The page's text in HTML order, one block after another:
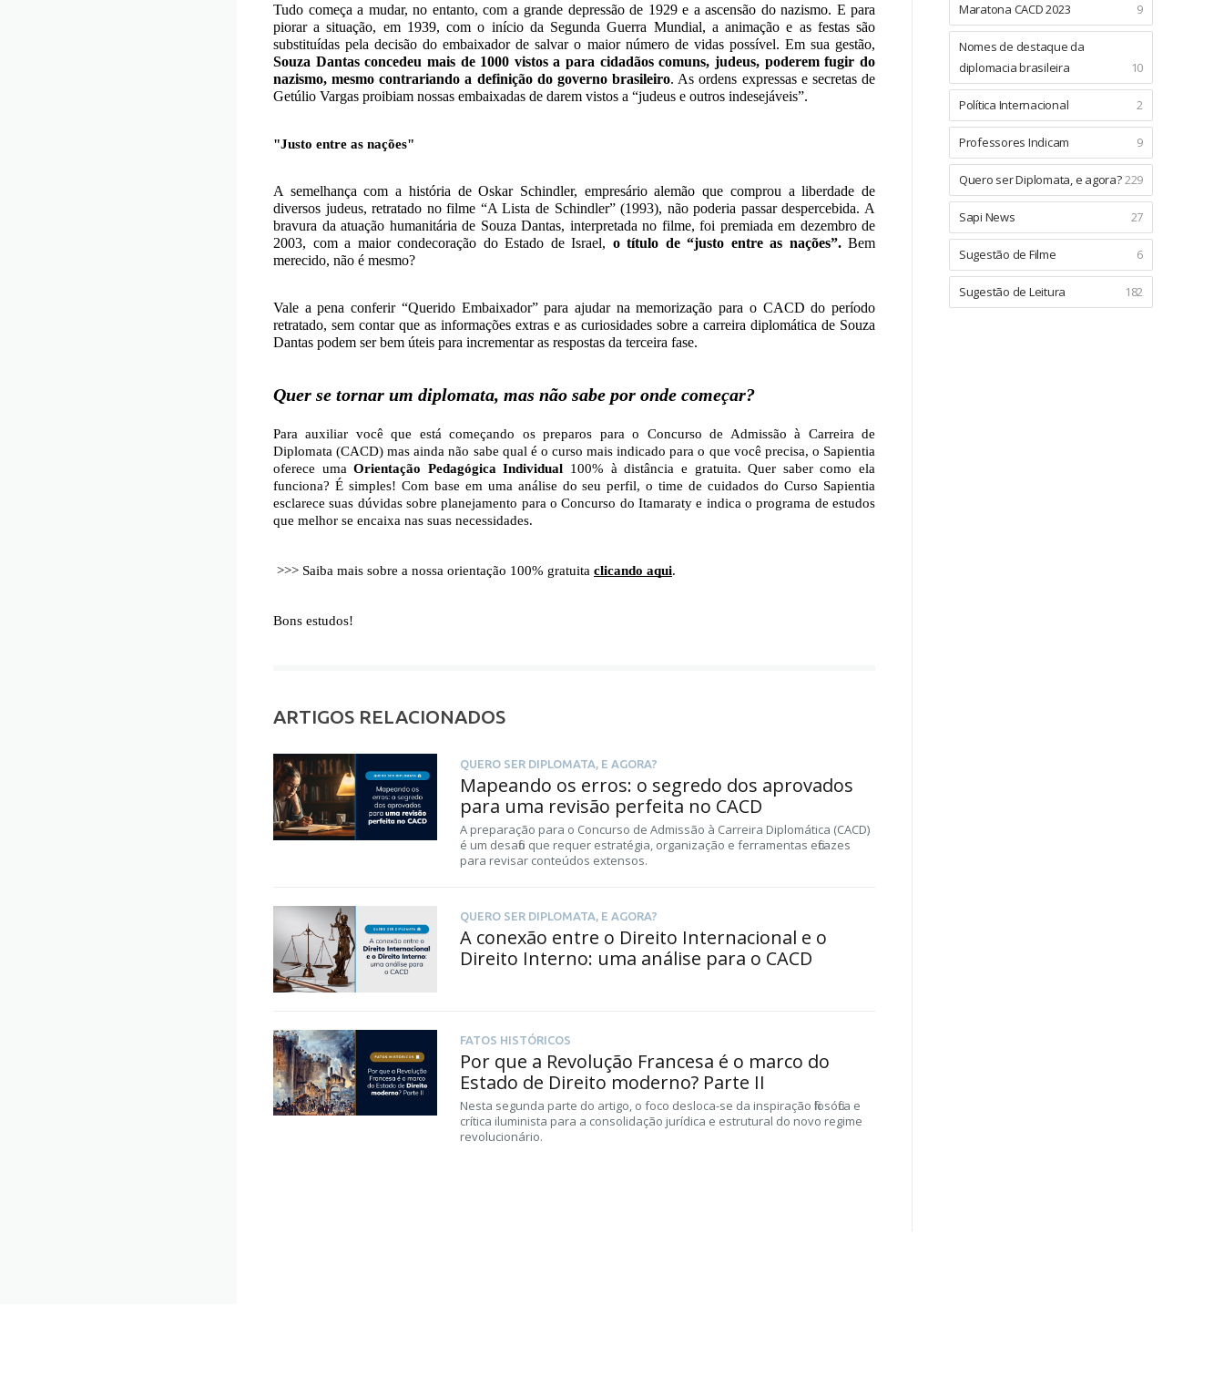
Tudo começa a mudar, no entanto, com a grande depressão de 1929 e a ascensão do nazismo. E para
piorar a situação, em 1939, com o início da Segunda Guerra Mundial, a animação e as festas são
substituídas pela decisão do embaixador de salvar o maior número de vidas possível. Em sua gestão,
Souza Dantas concedeu mais de 1000 vistos a para cidadãos comuns, judeus, poderem fugir do
nazismo, mesmo contrariando a definição do governo brasileiro. As ordens expressas e secretas de
Getúlio Vargas proibiam nossas embaixadas de darem vistos a “judeus e outros indesejáveis”.
"Justo entre as nações"
A semelhança com a história de Oskar Schindler, empresário alemão que comprou a liberdade de
diversos judeus, retratado no filme “A Lista de Schindler” (1993), não poderia passar despercebida. A
bravura da atuação humanitária de Souza Dantas, interpretada no filme, foi premiada em dezembro de
2003, com a maior condecoração do Estado de Israel, o título de “justo entre as nações”.Bem
merecido, não é mesmo?
Vale a pena conferir “Querido Embaixador” para ajudar na memorização para o CACD do período
retratado, sem contar que as informações extras e as curiosidades sobre a carreira diplomática de Souza
Dantas podem ser bem úteis para incrementar as respostas da terceira fase.
Quer se tornar um diplomata, mas não sabe por onde começar?
Para auxiliar você que está começando os preparos para o Concurso de Admissão à Carreira de
Diplomata (CACD) mas ainda não sabe qual é o curso mais indicado para o que você precisa, o Sapientia
oferece umaOrientação Pedagógica Individual 100% à distância e gratuita. Quer saber como ela
funciona? É simples! Com base em uma análise do seu perfil, o time de cuidados do Curso Sapientia
esclarece suas dúvidas sobre planejamento para o Concurso do Itamaraty e indica o programa de estudos
que melhor se encaixa nas suas necessidades.
>>> Saiba mais sobre a nossa orientação 100% gratuita clicando aqui.
Bons estudos!
ARTIGOS RELACIONADOS
QUERO SER DIPLOMATA, E AGORA?
Mapeando os erros: o segredo dos aprovados
para uma revisão perfeita no CACD
A preparação para o Concurso de Admissão à Carreira Diplomática (CACD)
é um desafio que requer estratégia, organização e ferramentas eficazes
para revisar conteúdos extensos.
QUERO SER DIPLOMATA, E AGORA?
A conexão entre o Direito Internacional e o
Direito Interno: uma análise para o CACD
FATOS HISTÓRICOS
Por que a Revolução Francesa é o marco do
Estado de Direito moderno? Parte II
Nesta segunda parte do artigo, o foco desloca-se da inspiração filosófica e
crítica iluminista para a consolidação jurídica e estrutural do novo regime
revolucionário.
Maratona CACD 2023 9
Nomes de destaque da
diplomacia brasileira
10
Política Internacional 2
Professores Indicam 9
Quero ser Diplomata, e agora?229
Sapi News 27
Sugestão de Filme 6
Sugestão de Leitura 182